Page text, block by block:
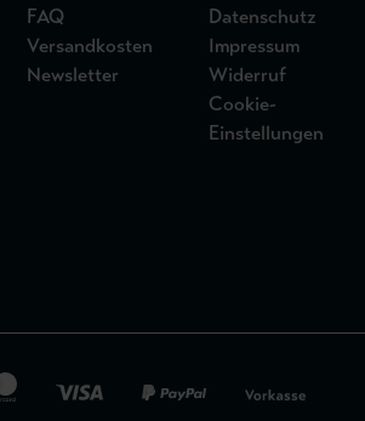
FAQ
Versandkosten
Newsletter
Datenschutz
Impressum
Widerruf
Cookie-
Einstellungen